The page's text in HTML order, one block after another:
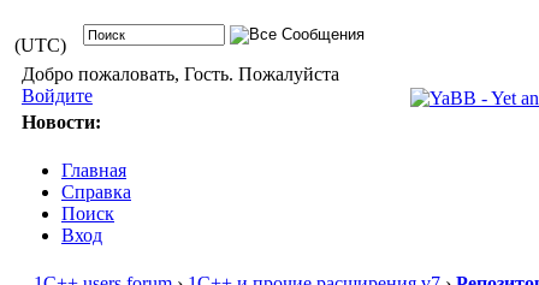
(UTC)
Добро пожаловать, Гость. Пожалуйста
Войдите
Новости:
Главная
Справка
Поиск
Вход